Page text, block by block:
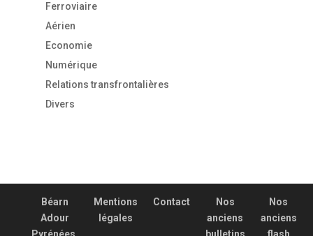
Ferroviaire
Aérien
Economie
Numérique
Relations transfrontalières
Divers
Béarn
Adour
Mentions
légales
Contact
Nos
anciens
Nos
anciens